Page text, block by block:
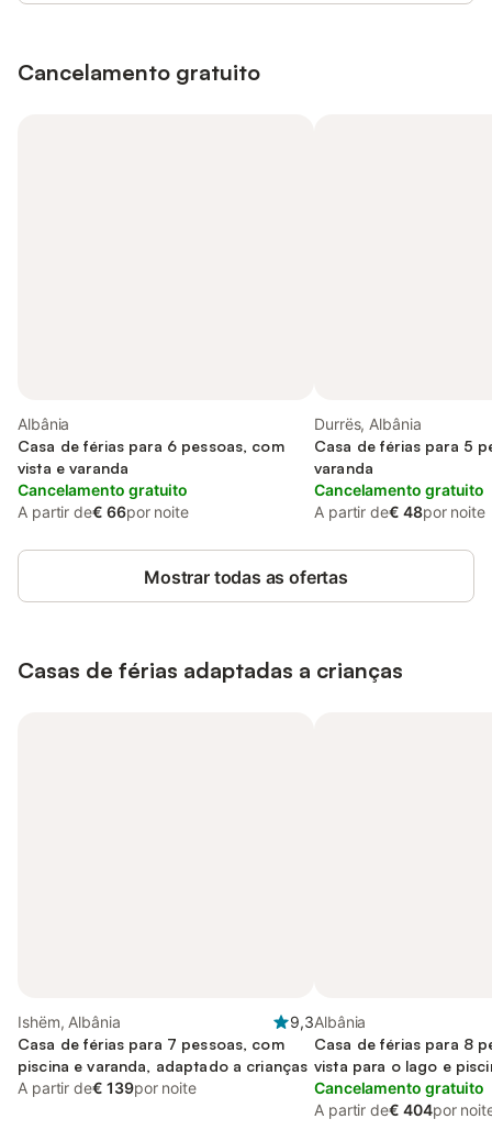
Cancelamento gratuito
Albânia
Casa de férias para 6 pessoas, com
vista e varanda
Cancelamento gratuito
A partir de€ 66por noite
Durrës, Albânia
Casa de férias para 5
varanda
Cancelamento gratuito
A partir de€ 48por noite
Mostrar todas as ofertas
Casas de férias adaptadas a crianças
Ishëm, Albânia
9,3
Casa de férias para 7 pessoas, com
piscina e varanda, adaptado a crianças
A partir de€ 139por noite
Albânia
Casa de férias para 8
vista para o lago e
jardim, com animais de
Cancelamento gratuito
A partir de€ 404por